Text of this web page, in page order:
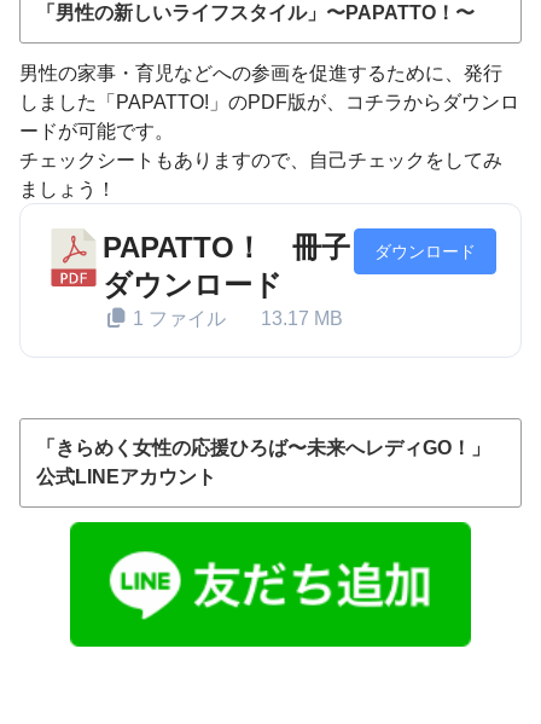
「男性の新しいライフスタイル」〜PAPATTO！〜
男性の家事・育児などへの参画を促進するために、発行
しました「PAPATTO!」のPDF版が、コチラからダウンロ
ードが可能です。
チェックシートもありますので、自己チェックをしてみ
ましょう！
PAPATTO！ 冊子
ダウンロード
1 ファイル 13.17 MB
ダウンロード
「きらめく女性の応援ひろば〜未来へレディGO！」
公式LINEアカウント